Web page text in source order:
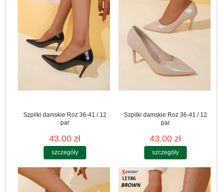
Szpilki damskie Roz 36-41 / 12
par
43.00 zł
szczegóły
Szpilki damskie Roz 36-41 / 12
par
43.00 zł
szczegóły